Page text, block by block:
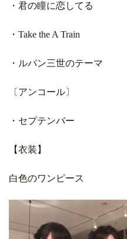
・君の瞳に恋してる
・Take the A Train
・ルパン三世のテーマ
〔アンコール〕
・セプテンバー
【衣装】
白色のワンピース